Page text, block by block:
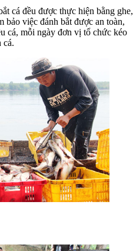
cá đều được thực hiện bằng ghe,
bảo việc đánh bắt được an toàn,
cá, mỗi ngày đơn vị tổ chức kéo
cá.